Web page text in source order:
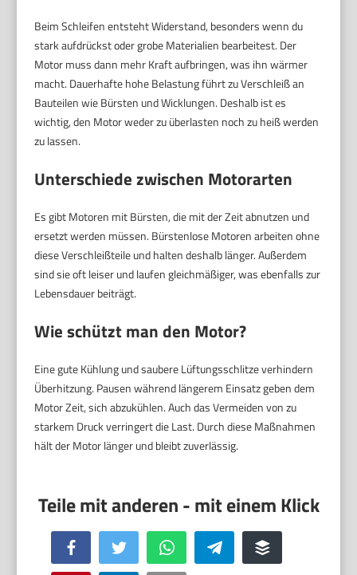
Beim Schleifen entsteht Widerstand, besonders wenn du
stark aufdrückst oder grobe Materialien bearbeitest. Der
Motor muss dann mehr Kraft aufbringen, was ihn wärmer
macht. Dauerhafte hohe Belastung führt zu Verschleiß an
Bauteilen wie Bürsten und Wicklungen. Deshalb ist es
wichtig, den Motor weder zu überlasten noch zu heiß werden
zu lassen.
Unterschiede zwischen Motorarten
Es gibt Motoren mit Bürsten, die mit der Zeit abnutzen und
ersetzt werden müssen. Bürstenlose Motoren arbeiten ohne
diese Verschleißteile und halten deshalb länger. Außerdem
sind sie oft leiser und laufen gleichmäßiger, was ebenfalls zur
Lebensdauer beiträgt.
Wie schützt man den Motor?
Eine gute Kühlung und saubere Lüftungsschlitze verhindern
Überhitzung. Pausen während längerem Einsatz geben dem
Motor Zeit, sich abzukühlen. Auch das Vermeiden von zu
starkem Druck verringert die Last. Durch diese Maßnahmen
hält der Motor länger und bleibt zuverlässig.
Facebook Twitter WhatsApp Telegram Buffer